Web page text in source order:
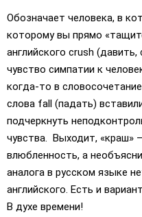
Обозначает человека, в
которому вы прямо
английского сrush
чувство симпатии к
когда-то в
слова fall (падать)
подчеркнуть
чувства. Выходит, «краш»
влюбленность, а
аналога в русском языке
английского. Есть и
В духе времени!